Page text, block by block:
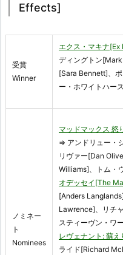
Effects]
受賞
Winner
エクス・マキナ
ディングトン
[Sara Bennett]、
ー・ホワイトハー
ノミネー
ト
Nominees
マッドマックス 怒
⇒ アンドリュー・
リヴァー[Dan
Williams]、トム・
オデッセイ[The
[Anders
Lawrence]、リチ
スティーヴン・ワ
レヴェナント: 蘇
ライド[Richard